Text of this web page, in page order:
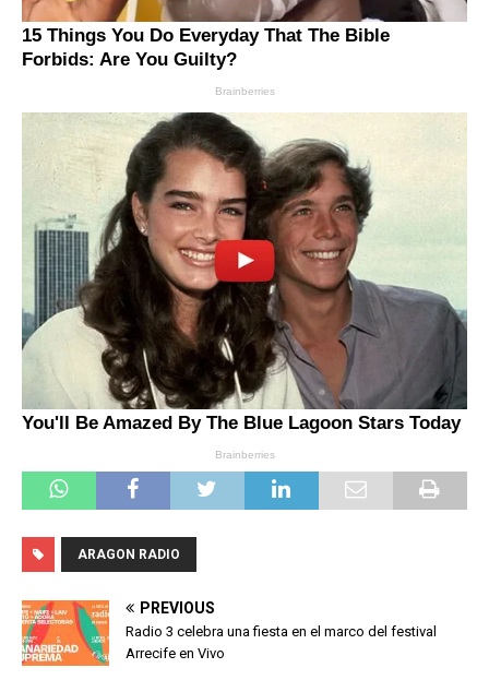
ARAGON RADIO
PREVIOUS
Radio 3 celebra una fiesta en el marco del festival
Arrecife en Vivo